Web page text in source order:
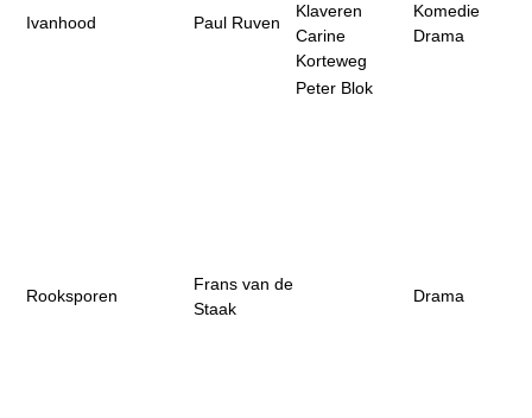
Ivanhood Paul Ruven
Klaveren
Carine
Korteweg
Komedie
Drama
Rooksporen
Frans van de
Staak
Peter Blok
Drama